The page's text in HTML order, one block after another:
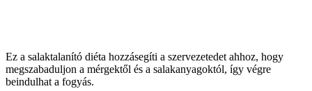
Ez a salaktalanító diéta hozzásegíti a szervezetedet ahhoz, hogy
megszabaduljon a mérgektől és a salakanyagoktól, így végre
beindulhat a fogyás.